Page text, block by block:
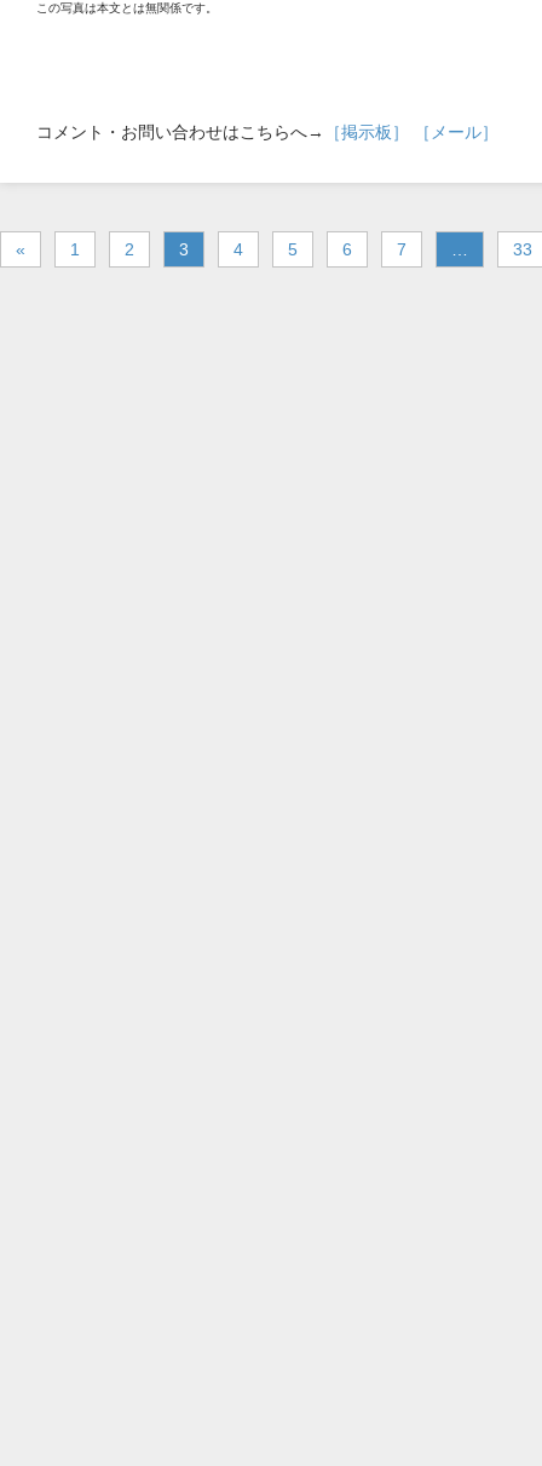
この写真は本文とは無関係です。
コメント・お問い合わせはこちらへ→ ［掲示板］ ［メール］
« 1 2 3 4 5 6 7 33